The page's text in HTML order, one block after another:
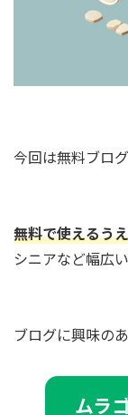
今回は無料ブロ
無料で使えるう
シニアなど幅広
ブログに興味の
ムラ